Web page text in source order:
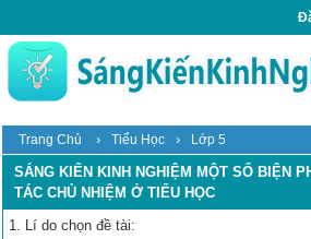
Trang Chủ › Tiểu Học › Lớp 5
SÁNG KIẾN KINH NGHIỆM MỘT SỐ BIỆN
TÁC CHỦ NHIỆM Ở TIỂU HỌC
1. Lí do chọn đề tài: